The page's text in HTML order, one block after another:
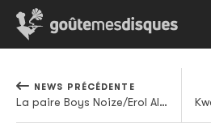
NEWS PRÉCÉDENTE
La paire Boys Noize/Erol Alkan se lance dans une troisième aventure